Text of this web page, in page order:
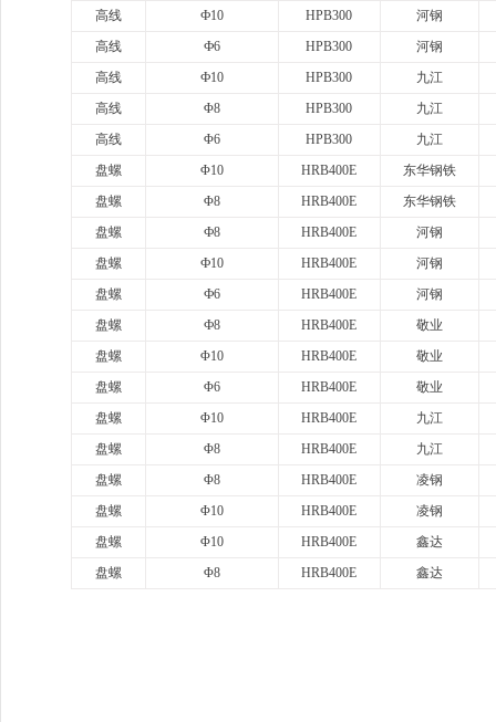
高线 Ф10 HPB300
河钢
高线
Ф6 HPB300
河钢
高线
Ф10 HPB300
九江
高线
Φ8 HPB300
九江
高线
Φ6 HPB300
九江
盘螺
Φ10 HRB400E
东华钢铁
盘螺
Φ8 HRB400E
东华钢铁
盘螺
Ф8 HRB400E
河钢
盘螺
Ф10 HRB400E
河钢
盘螺
Ф6 HRB400E
河钢
盘螺
Ф8 HRB400E
敬业
盘螺
Φ10 HRB400E
敬业
盘螺
Φ6 HRB400E
敬业
盘螺
Φ10 HRB400E
九江
盘螺
Φ8 HRB400E
九江
盘螺
Φ8 HRB400E
凌钢
盘螺
Φ10 HRB400E
凌钢
盘螺
Φ10 HRB400E
鑫达
盘螺
Φ8 HRB400E 鑫达